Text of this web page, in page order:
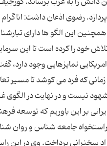
رضوی اذعان داشت: اناگرام
این الگو ها دارای
خود را کرده است تا این
از انسان متعالی و کامل به درستی بیان نمی شود. 2)
مشهود نیست و در نهایت در
بر این باوریم که توسعه
جامعه شناس و روان
سخنرانی پرداخت. وی در این